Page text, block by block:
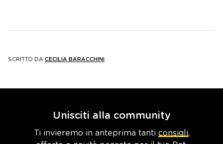
SCRITTO DA CECILIA BARACCHINI
Unisciti alla community
Ti invieremo in anteprima tanti consigli,